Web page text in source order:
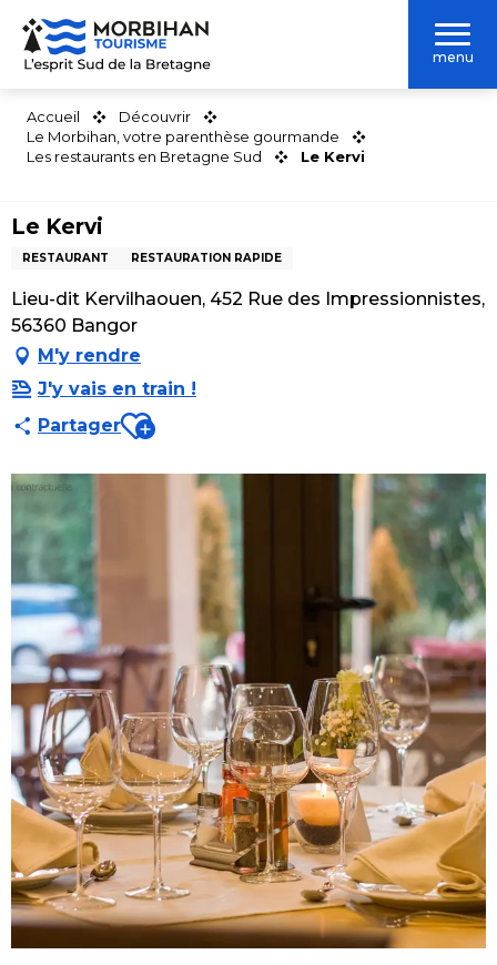
Aller
contenu
menu
Accueil
Découvrir
Le Morbihan, votre parenthèse gourmande
Les restaurants en Bretagne Sud
Le Kervi
Le Kervi
RESTAURANT RESTAURATION RAPIDE
Lieu-dit Kervilhaouen, 452 Rue des Impressionnistes,
56360 Bangor
M'y rendre
J'y vais en train !
PartagerAjouter aux favoris